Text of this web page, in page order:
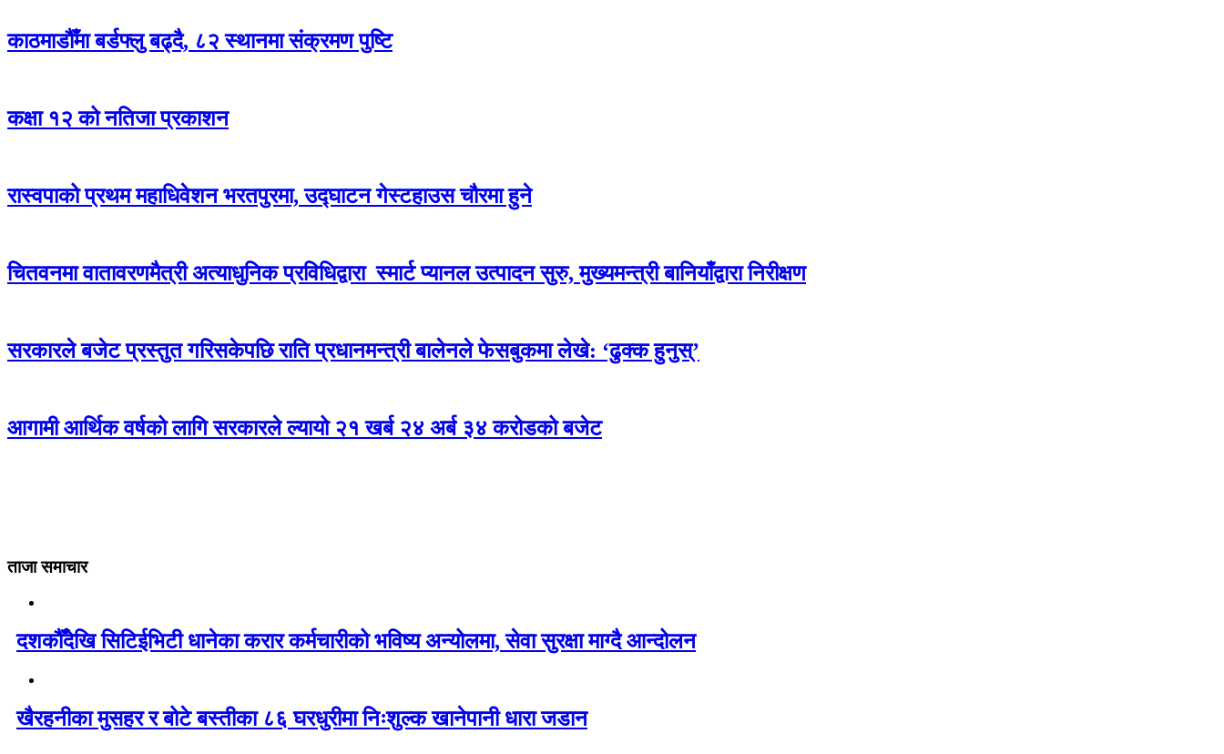
काठमाडौँमा बर्डफ्लु बढ्दै, ८२ स्थानमा संक्रमण पुष्टि
कक्षा १२ को नतिजा प्रकाशन
रास्वपाको प्रथम महाधिवेशन भरतपुरमा, उद्घाटन गेस्टहाउस चौरमा हुने
चितवनमा वातावरणमैत्री अत्याधुनिक प्रविधिद्वारा स्मार्ट प्यानल उत्पादन सुरु, मुख्यमन्त्री बानियाँद्वारा निरीक्षण
सरकारले बजेट प्रस्तुत गरिसकेपछि राति प्रधानमन्त्री बालेनले फेसबुकमा लेखे: ‘ढुक्क हुनुस्’
आगामी आर्थिक वर्षको लागि सरकारले ल्यायो २१ खर्ब २४ अर्ब ३४ करोडको बजेट
ताजा समाचार
दशकौँदेखि सिटिईभिटी धानेका करार कर्मचारीको भविष्य अन्योलमा, सेवा सुरक्षा माग्दै आन्दोलन
खैरहनीका मुसहर र बोटे बस्तीका ८६ घरधुरीमा निःशुल्क खानेपानी धारा जडान